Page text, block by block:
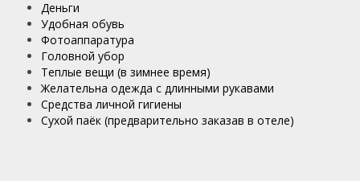
Деньги
Удобная обувь
Фотоаппаратурa
Головной убор
Теплые вещи (в зимнее время)
Желательна одежда с длинными рукавами
Средства личной гигиены
Сухой паёк (предварительно заказав в отеле)